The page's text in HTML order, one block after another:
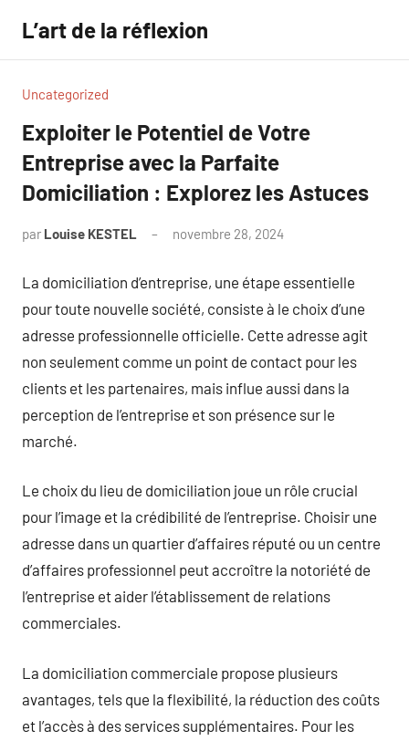
contenu
L’art de la réflexion
Uncategorized
Exploiter le Potentiel de Votre
Entreprise avec la Parfaite
Domiciliation : Explorez les Astuces
par Louise KESTEL novembre 28, 2024
La domiciliation d’entreprise, une étape essentielle
pour toute nouvelle société, consiste à le choix d’une
adresse professionnelle officielle. Cette adresse agit
non seulement comme un point de contact pour les
clients et les partenaires, mais influe aussi dans la
perception de l’entreprise et son présence sur le
marché.
Le choix du lieu de domiciliation joue un rôle crucial
pour l’image et la crédibilité de l’entreprise. Choisir une
adresse dans un quartier d’affaires réputé ou un centre
d’affaires professionnel peut accroître la notoriété de
l’entreprise et aider l’établissement de relations
commerciales.
La domiciliation commerciale propose plusieurs
avantages, tels que la flexibilité, la réduction des coûts
et l’accès à des services supplémentaires. Pour les